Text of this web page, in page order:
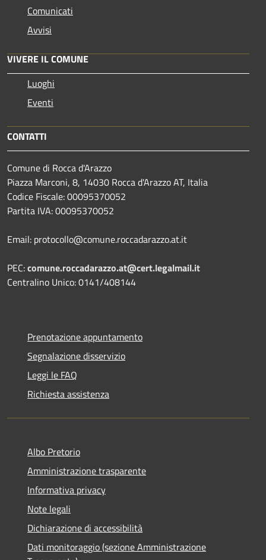
Comunicati
Avvisi
VIVERE IL COMUNE
Luoghi
Eventi
CONTATTI
Comune di Rocca d'Arazzo
Piazza Marconi, 8, 14030 Rocca d'Arazzo AT, Italia
Codice Fiscale: 00095370052
Partita IVA: 00095370052
Email: protocollo@comune.roccadarazzo.at.it
PEC:comune.roccadarazzo.at@cert.legalmail.it
Centralino Unico: 0141/408144
Prenotazione appuntamento
Segnalazione disservizio
Leggi le FAQ
Richiesta assistenza
Albo Pretorio
Amministrazione trasparente
Informativa privacy
Note legali
Dichiarazione di accessibilità
Dati monitoraggio (sezione Amministrazione